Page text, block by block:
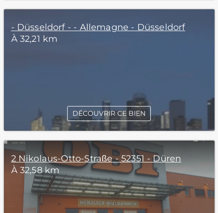
- Düsseldorf - - Allemagne - Düsseldorf
À 32,21 km
DÉCOUVRIR CE BIEN
2 Nikolaus-Otto-Straße - 52351 - Düren
À 32,58 km